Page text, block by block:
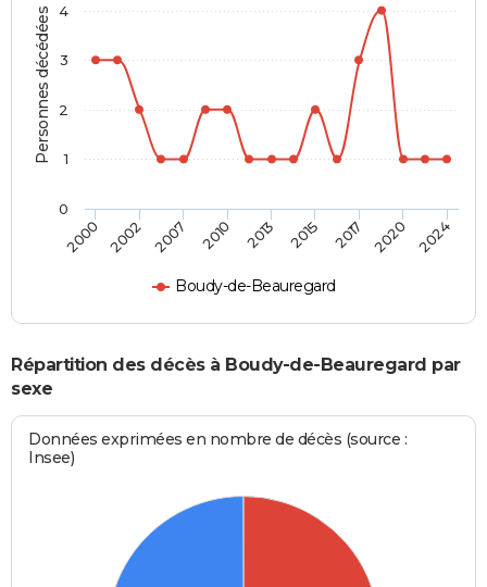
Personnes décédées
Boudy-de-Beauregard
2000 2002 2007 2010 2013 2015 2017 2020 2024
0
1
2
3
4
Répartition des décès à Boudy-de-Beauregard par
sexe
Données exprimées en nombre de décès (source :
Insee)